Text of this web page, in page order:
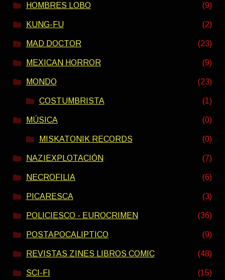
HOMBRES LOBO (9)
KUNG-FU (2)
MAD DOCTOR (23)
MEXICAN HORROR (9)
MONDO (23)
COSTUMBRISTA (1)
MÚSICA (0)
MISKATONIK RECORDS (0)
NAZIEXPLOTACIÓN (7)
NECROFILIA (6)
PICARESCA (3)
POLICIESCO - EUROCRIMEN (36)
POSTAPOCALIPTICO (9)
REVISTAS ZINES LIBROS COMIC (48)
SCI-FI (15)